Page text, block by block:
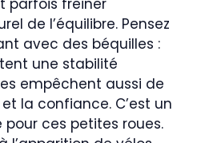
parfois freiner
de l’équilibre. Pensez
avec des béquilles :
une stabilité
empêchent aussi de
la confiance. C’est un
ces petites roues.